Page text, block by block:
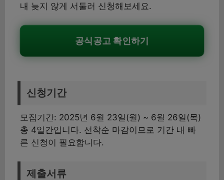
내 늦지 않게 서둘러 신청해보세요.
공식공고 확인하기
신청기간
모집기간: 2025년 6월 23일(월) ~ 6월 26일(목)
총 4일간입니다. 선착순 마감이므로 기간 내 빠
른 신청이 필요합니다.
제출서류